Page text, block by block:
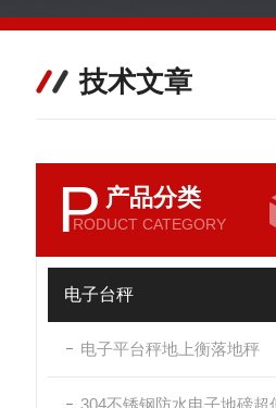
技术文章
P 产品分类
RODUCT CATEGORY
电子台秤
电子平台秤地上衡落地秤